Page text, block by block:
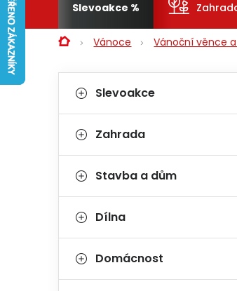
Slevoakce
DomůVánoce Vánoční věnce
Postranní panel
Kategorie
Slevoakce
Zahrada
Stavba a dům
Dílna
Domácnost